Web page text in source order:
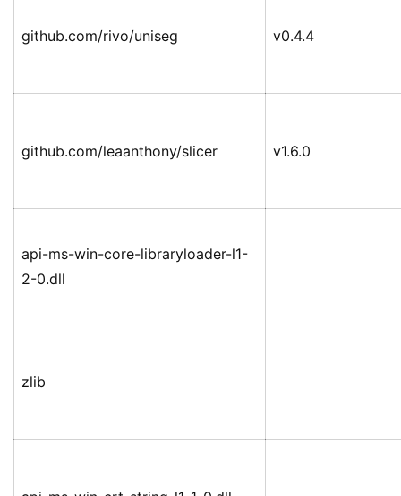
github.com/rivo/uniseg v0.4.4
github.com/leaanthony/slicer v1.6.0
api-ms-win-core-libraryloader-l1-
2-0.dll
zlib